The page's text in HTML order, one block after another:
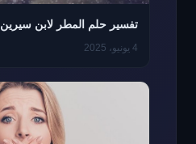
تفسير حلم المطر لابن سيرين
4 يونيو، 2025